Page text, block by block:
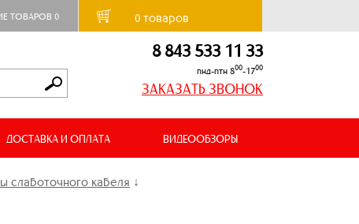
ТОВАРОВ 0 0товаров
8 843 533 11 33
пнд-птн 800-1700
ЗАКАЗАТЬ ЗВОНОК
ДОСТАВКА И ОПЛАТА ВИДЕООБЗОРЫ
слаботочного кабеля ↓